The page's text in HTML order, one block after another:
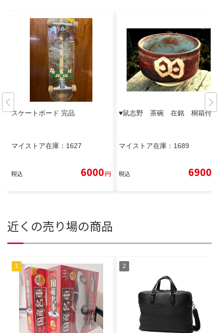
スケートボード 完品
マイストア在庫： 1627
税込 6000円
♥鼠志野 茶碗 在銘 桐箱付き
マイストア在庫： 1689
税込 6900
近くの売り場の商品